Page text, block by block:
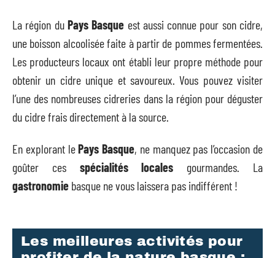
La région du Pays Basque est aussi connue pour son cidre,
une boisson alcoolisée faite à partir de pommes fermentées.
Les producteurs locaux ont établi leur propre méthode pour
obtenir un cidre unique et savoureux. Vous pouvez visiter
l’une des nombreuses cidreries dans la région pour déguster
du cidre frais directement à la source.
En explorant lePays Basque, ne manquez pas l’occasion de
goûter ces spécialités locales gourmandes. La
gastronomie basque ne vous laissera pas indifférent !
Les meilleures activités pour